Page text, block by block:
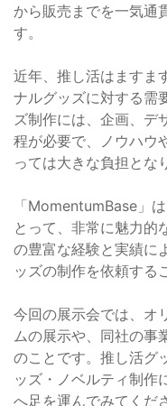
から販売までを一気通
す。
近年、推し活はますま
ナルグッズに対する需
ズ制作には、企画、デ
程が必要で、ノウハウ
っては大きな負担とな
「MomentumBase」
とって、非常に魅力的
の豊富な経験と実績に
ッズの制作を依頼する
今回の展示会では、オ
ムの展示や、同社の事
のことです。推し活グ
ッズ・ノベルティ制作
へ足を運んでみてくだ